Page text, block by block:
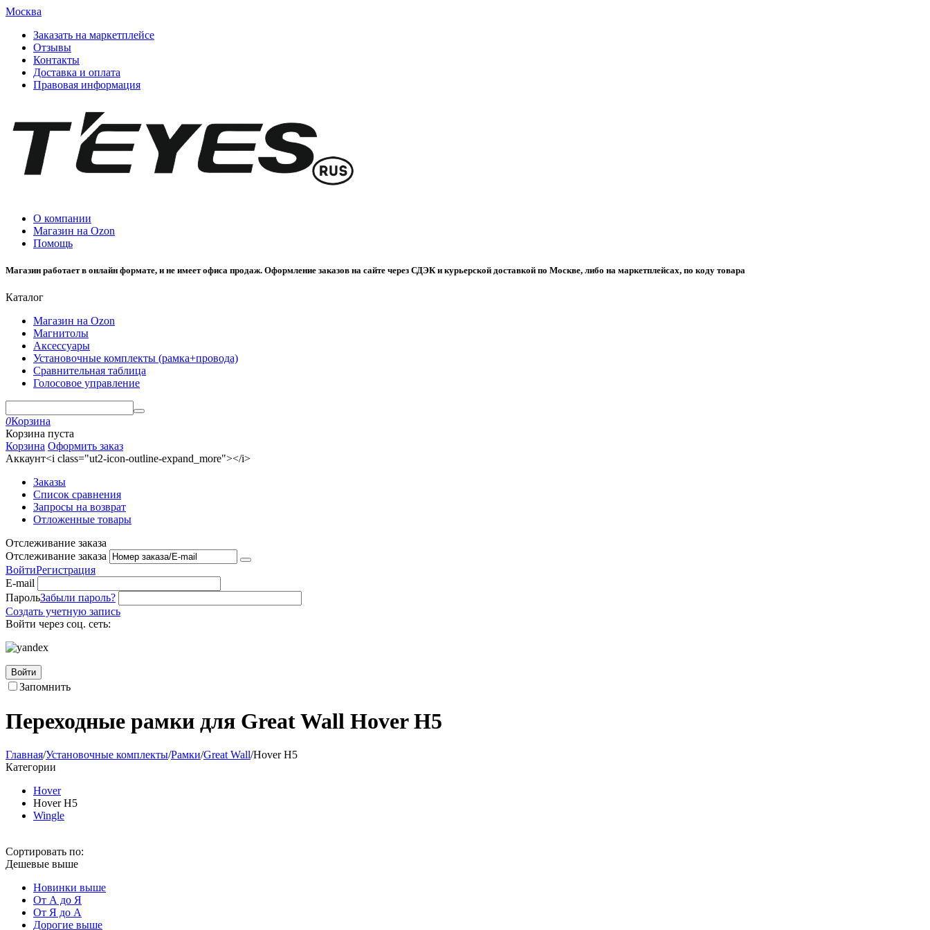
Москва
Заказать на маркетплейсе
Отзывы
Контакты
Доставка и оплата
Правовая информация
О компании
Магазин на Ozon
Помощь
Магазин работает в онлайн формате, и не имеет офиса продаж. Оформление заказов на сайте через СДЭК и курьерской доставкой по Москве, либо на маркетплейсах, по коду товара
Каталог
Магазин на Ozon
Магнитолы
Аксессуары
Установочные комплекты (рамка+провода)
Сравнительная таблица
Голосовое управление
0Корзина
Корзина пуста
Корзина Оформить заказ
Аккаунт<i class="ut2-icon-outline-expand_more"></i>
Заказы
Список сравнения
Запросы на возврат
Отложенные товары
Отслеживание заказа
Отслеживание заказа
ВойтиРегистрация
E-mail
ПарольЗабыли пароль?
Создать учетную запись
Войти через соц. сеть:
Войти
Запомнить
Переходные рамки для Great Wall Hover H5
Главная/Установочные комплекты/Рамки/Great Wall/Hover H5
Категории
Hover
Hover H5
Wingle
Сортировать по:
Дешевые выше
Новинки выше
От А до Я
От Я до А
Дорогие выше